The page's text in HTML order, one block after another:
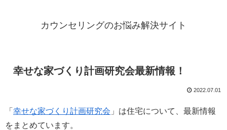
カウンセリングのお悩み解決サイト
幸せな家づくり計画研究会最新情報！
2022.07.01
「 幸せな家づくり計画研究会 」は住宅について、最新情報
をまとめています。